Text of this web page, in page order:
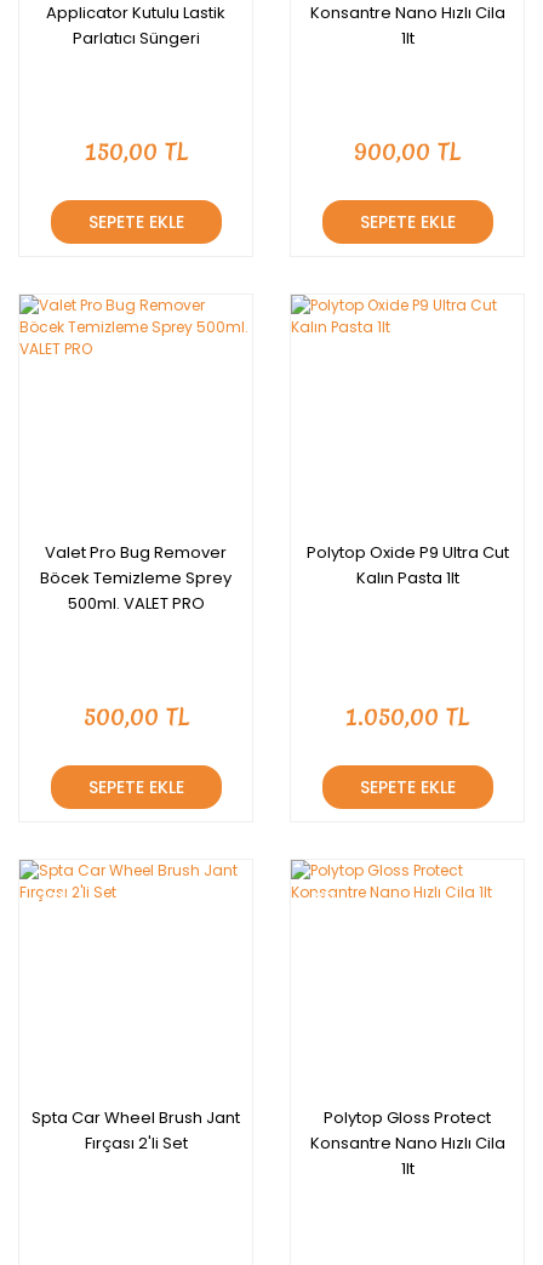
Applicator Kutulu Lastik
Parlatıcı Süngeri
150,00 TL
SEPETE EKLE
Konsantre Nano Hızlı Cila
1lt
900,00 TL
SEPETE EKLE
Valet Pro Bug Remover
Böcek Temizleme Sprey
500ml. VALET PRO
500,00 TL
SEPETE EKLE
Polytop Oxide P9 Ultra Cut
Kalın Pasta 1lt
1.050,00 TL
SEPETE EKLE
YENİ
Spta Car Wheel Brush Jant
Fırçası 2'li Set
YENİ
Polytop Gloss Protect
Konsantre Nano Hızlı Cila
1lt